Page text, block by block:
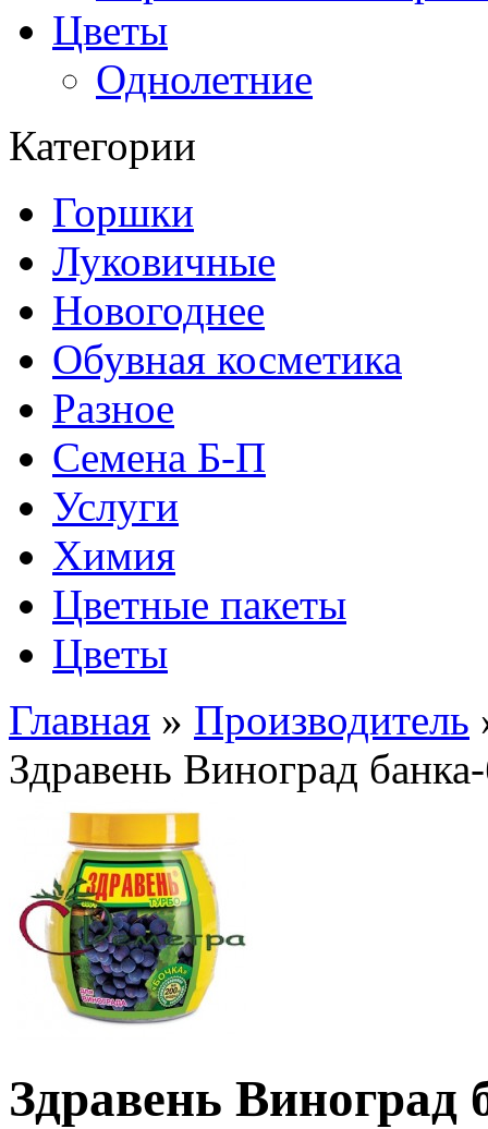
Цветы
Однолетние
Категории
Горшки
Луковичные
Новогоднее
Обувная косметика
Разное
Семена Б-П
Услуги
Химия
Цветные пакеты
Цветы
Главная » Производитель
Здравень Виноград
Здравень Виноград